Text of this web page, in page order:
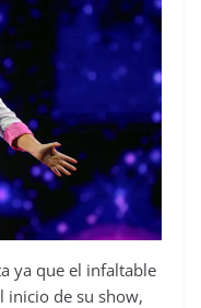
ya que el infaltable
inicio de su show,